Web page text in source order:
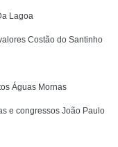
Lagoa
Costão do Santinho
Águas Mornas
e congressos João Paulo